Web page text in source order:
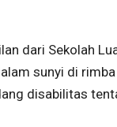
dari Sekolah
sunyi di
disabilitas